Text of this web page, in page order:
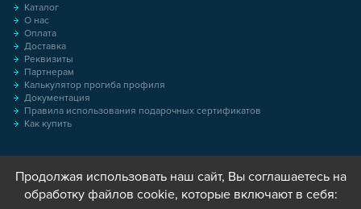
Каталог
О нас
Оплата
Доставка
Реквизиты
Партнерам
Калькулятор прогиба профиля
Документация
Правила использования подарочных сертификатов
Как купить
Продолжая использовать наш сайт, Вы соглашаетесь на
обработку файлов cookie, которые включают в себя: